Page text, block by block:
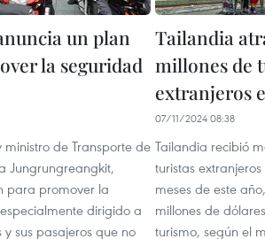
un plan
la seguridad
ministro de Transporte de
Jungrungreangkit,
para promover la
dirigido a
y sus pasajeros que no
Tailandia
millones de
extranjeros
07/11/2024 08:38
Tailandia recibió
turistas
meses de este
millones de
turismo, según el